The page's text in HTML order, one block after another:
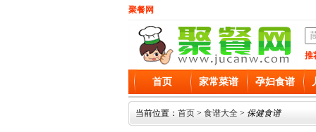
聚餐网
推
首页 家常菜谱 孕妇食谱
当前位置： 首页 > 食谱大全 > 保健食谱